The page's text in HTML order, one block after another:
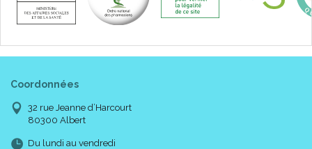
Coordonnées
32 rue Jeanne d’Harcourt
80300 Albert
Du lundi au vendredi